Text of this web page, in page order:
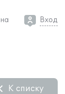
Вход
К списку